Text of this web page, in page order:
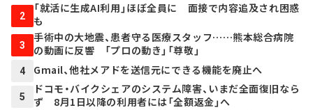
2
「就活に生成AI利用」ほぼ全員に 面接で内容追及され困惑
も
3
手術中の大地震、患者守る医療スタッフ……熊本総合病院
の動画に反響 「プロの動き」「尊敬」
4 Gmail、他社メアドを送信元にできる機能を廃止へ
5
ドコモ・バイクシェアのシステム障害、いまだ全面復旧なら
ず 8月1日以降の利用者には「全額返金」へ